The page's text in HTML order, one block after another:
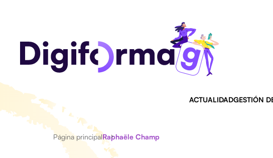
ACTUALIDADGESTIÓN
Página principalRaphaële Champ